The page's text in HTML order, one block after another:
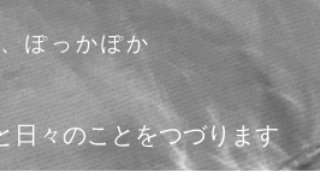
ぽっかぽか
日々のことをつづります